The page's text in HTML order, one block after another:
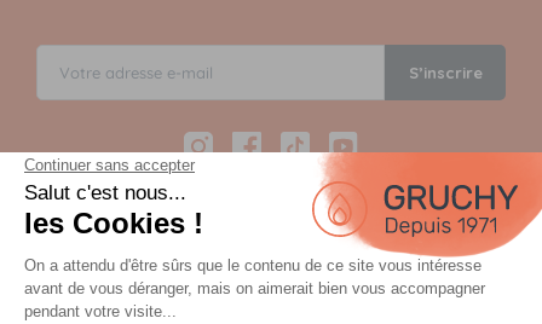
S’inscrire
InstagramFacebook
TikTokYouTube
Paiement sécurisé en 12 fois avec Alma
Paiement 100% sécurisé par 3D Secure et possible en 3,